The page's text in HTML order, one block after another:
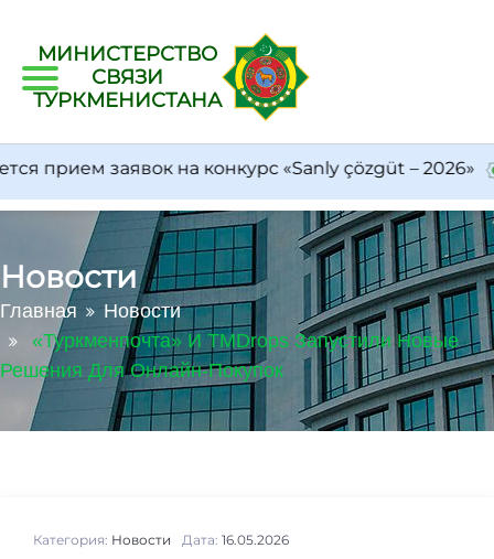
МИНИСТЕРСТВО
СВЯЗИ
ТУРКМЕНИСТАНА
прием заявок на конкурс «Sanly çözgüt – 2026»
Новости
Главная
Новости
«Туркменпочта» И TMDrops Запустили Новые
Решения Для Онлайн-Покупок
Категория: Новости Дата: 16.05.2026